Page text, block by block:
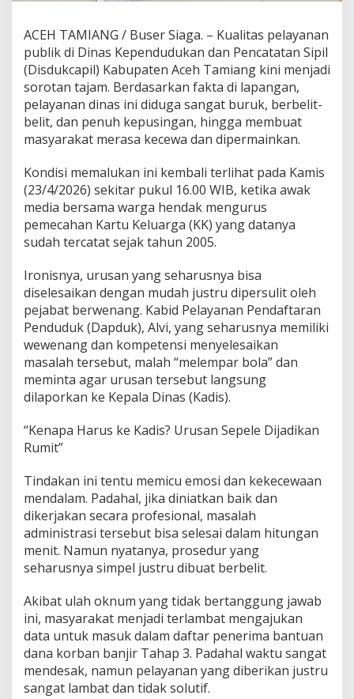
i
l
A
c
e
h
T
a
a
n
g
C
a
r
t
M
a
u
t
,
W
a
a
p
e
r
s
u
l
i
t
H
a
n
y
a
O
r
ACEH TAMIANG / Buser Siaga. – Kualitas pelayanan
publik di Dinas Kependudukan dan Pencatatan Sipil
(Disdukcapil) Kabupaten Aceh Tamiang kini menjadi
sorotan tajam. Berdasarkan fakta di lapangan,
pelayanan dinas ini diduga sangat buruk, berbelit-
belit, dan penuh kepusingan, hingga membuat
masyarakat merasa kecewa dan dipermainkan.
Kondisi memalukan ini kembali terlihat pada Kamis
(23/4/2026) sekitar pukul 16.00 WIB, ketika awak
media bersama warga hendak mengurus
pemecahan Kartu Keluarga (KK) yang datanya
sudah tercatat sejak tahun 2005.
Ironisnya, urusan yang seharusnya bisa
diselesaikan dengan mudah justru dipersulit oleh
pejabat berwenang. Kabid Pelayanan Pendaftaran
Penduduk (Dapduk), Alvi, yang seharusnya memiliki
wewenang dan kompetensi menyelesaikan
masalah tersebut, malah “melempar bola” dan
meminta agar urusan tersebut langsung
dilaporkan ke Kepala Dinas (Kadis).
“Kenapa Harus ke Kadis? Urusan Sepele Dijadikan
Rumit”
Tindakan ini tentu memicu emosi dan kekecewaan
mendalam. Padahal, jika diniatkan baik dan
dikerjakan secara profesional, masalah
administrasi tersebut bisa selesai dalam hitungan
menit. Namun nyatanya, prosedur yang
seharusnya simpel justru dibuat berbelit.
Akibat ulah oknum yang tidak bertanggung jawab
ini, masyarakat menjadi terlambat mengajukan
data untuk masuk dalam daftar penerima bantuan
dana korban banjir Tahap 3. Padahal waktu sangat
mendesak, namun pelayanan yang diberikan justru
sangat lambat dan tidak solutif.